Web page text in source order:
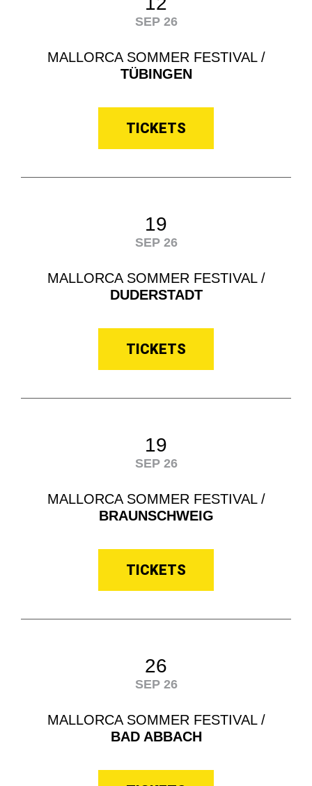
SEP 26
MALLORCA SOMMER FESTIVAL /
TÜBINGEN
TICKETS
19
SEP 26
MALLORCA SOMMER FESTIVAL /
DUDERSTADT
TICKETS
19
SEP 26
MALLORCA SOMMER FESTIVAL /
BRAUNSCHWEIG
TICKETS
26
SEP 26
MALLORCA SOMMER FESTIVAL /
BAD ABBACH